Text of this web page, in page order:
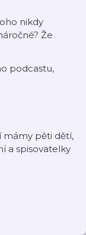
nikdy
Že
podcastu,
mámy pěti dětí,
a spisovatelky